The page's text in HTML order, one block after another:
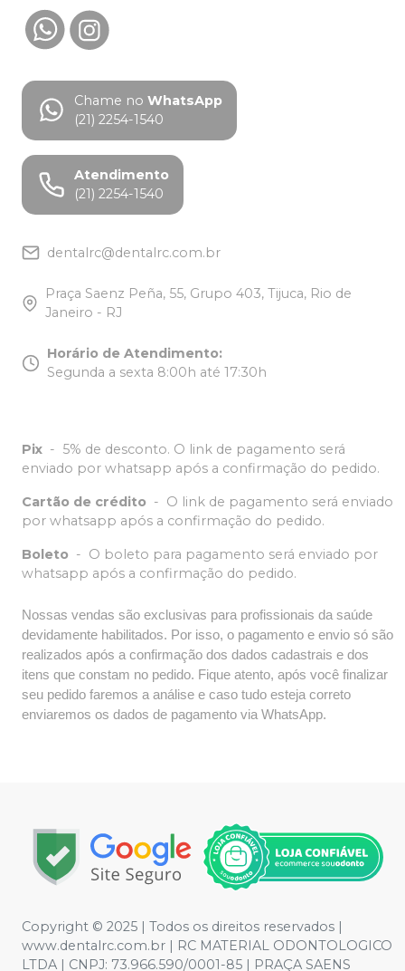
Chame no WhatsApp
(21) 2254-1540
Atendimento
(21) 2254-1540
dentalrc@dentalrc.com.br
Praça Saenz Peña, 55, Grupo 403, Tijuca, Rio de
Janeiro - RJ
Horário de Atendimento:
Segunda a sexta 8:00h até 17:30h
Pix - 5% de desconto. O link de pagamento será
enviado por whatsapp após a confirmação do pedido.
Cartão de crédito - O link de pagamento será enviado
por whatsapp após a confirmação do pedido.
Boleto - O boleto para pagamento será enviado por
whatsapp após a confirmação do pedido.
Nossas vendas são exclusivas para profissionais da saúde
devidamente habilitados. Por isso, o pagamento e envio só são
realizados após a confirmação dos dados cadastrais e dos
itens que constam no pedido. Fique atento, após você finalizar
seu pedido faremos a análise e caso tudo esteja correto
enviaremos os dados de pagamento via WhatsApp.
Copyright © 2025 | Todos os direitos reservados |
www.dentalrc.com.br | RC MATERIAL ODONTOLOGICO
LTDA | CNPJ: 73.966.590/0001-85 | PRAÇA SAENS